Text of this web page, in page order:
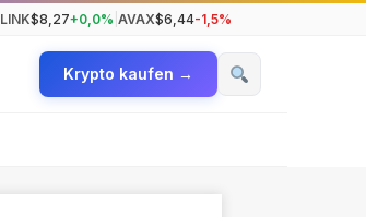
LINK$8,27+0,0% AVAX$6,44-1,5%
Krypto kaufen →